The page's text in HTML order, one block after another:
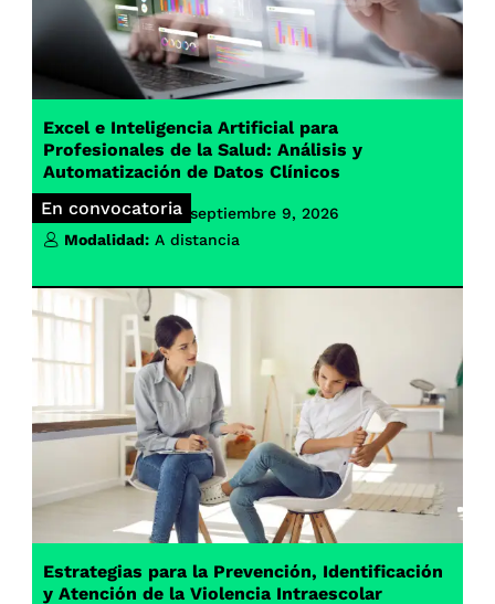
En convocatoria
Excel e Inteligencia Artificial para
Profesionales de la Salud: Análisis y
Automatización de Datos Clínicos
Inicio de clases: septiembre 9, 2026
Modalidad: A distancia
Estrategias para la Prevención, Identificación
y Atención de la Violencia Intraescolar